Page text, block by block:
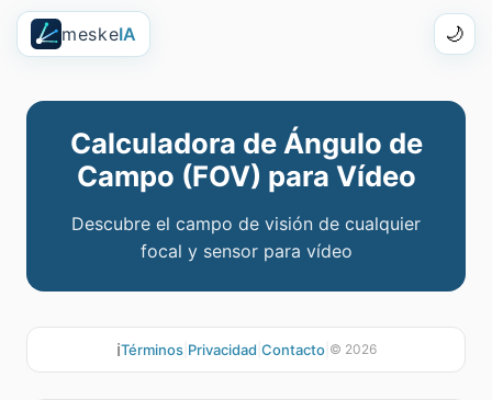
meskeIA 🌙
Calculadora de Ángulo de
Campo (FOV) para Vídeo
Descubre el campo de visión de cualquier
focal y sensor para vídeo
ℹ️Términos| Privacidad Contacto| © 2026